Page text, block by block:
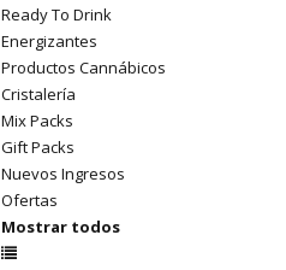
Ready To Drink
Energizantes
Productos Cannábicos
Cristalería
Mix Packs
Gift Packs
Nuevos Ingresos
Ofertas
Mostrar todos